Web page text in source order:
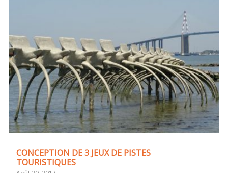
CONCEPTION DE 3 JEUX DE PISTES
TOURISTIQUES